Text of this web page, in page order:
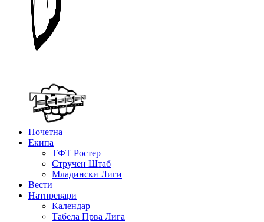
Почетна
Екипа
ТФТ Ростер
Стручен Штаб
Младински Лиги
Вести
Натпревари
Календар
Табела Прва Лига